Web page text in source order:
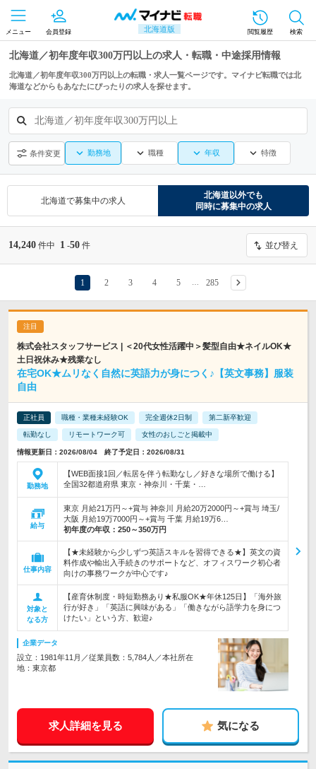
北海道版
メニュー 会員登録 閲覧履歴 検索
北海道／初年度年収300万円以上の求人・転職・中途採用情報
北海道／初年度年収300万円以上の転職・求人一覧ページです。マイナビ転職では北
海道などからもあなたにぴったりの求人を探せます。
北海道／初年度年収300万円以上
条件変更 勤務地 職種 年収 特徴
北海道で募集中の求人
北海道以外でも
同時に募集中の求人
14,240 件中 1 -50 件 並び替え
1 2 3 4 5 285
株式会社スタッフサービス | ＜20代女性活躍中＞髪型自由★ネイルOK★
土日祝休み★残業なし
在宅OK★ムリなく自然に英語力が身につく♪【英文事務】服装
自由
正社員 職種・業種未経験OK 完全週休2日制 第二新卒歓迎
転勤なし リモートワーク可 女性のおしごと掲載中
情報更新日：2026/08/04 終了予定日：2026/08/31
勤務地
【WEB面接1回／転居を伴う転勤なし／好きな場所で働ける】
全国32都道府県 東京・神奈川・千葉・…
給与
東京 月給21万円～+賞与 神奈川 月給20万2000円～+賞与 埼玉/
大阪 月給19万7000円～+賞与 千葉 月給19万6…
初年度の年収： 250～350万円
仕事内容
【★未経験から少しずつ英語スキルを習得できる★】英文の資
料作成や輸出入手続きのサポートなど、オフィスワーク初心者
向けの事務ワークが中心です♪
対象と
なる方
【産育休制度・時短勤務あり★私服OK★年休125日】「海外旅
行が好き」「英語に興味がある」「働きながら語学力を身につ
けたい」という方、歓迎♪
企業データ
設立：1981年11月／従業員数：5,784人／本社所在
地：東京都
求人詳細を見る 気になる